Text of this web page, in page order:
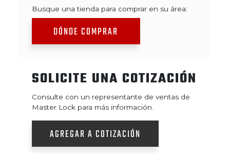
Busque una tienda para comprar en su área:
DÓNDE COMPRAR
SOLICITE UNA COTIZACIÓN
Consulte con un representante de ventas de
Master Lock para más información.
AGREGAR A COTIZACIÓN